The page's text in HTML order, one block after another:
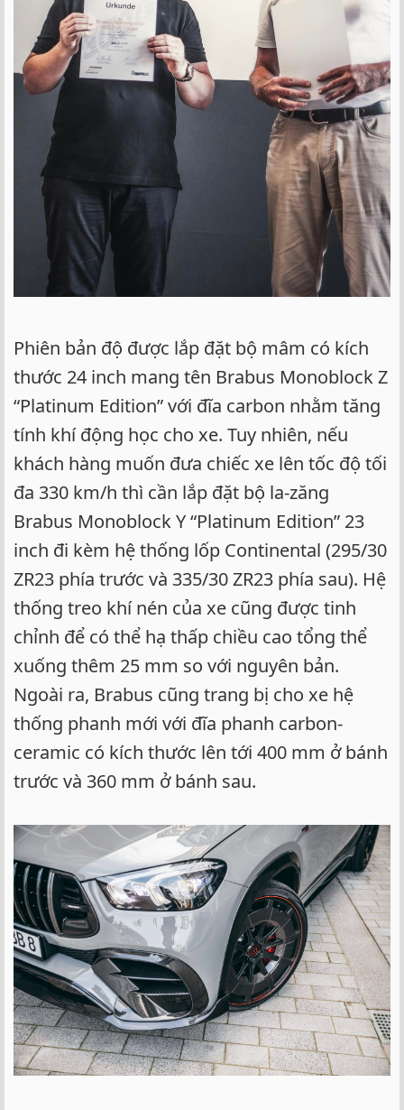
Phiên bản độ được lắp đặt bộ mâm có kích
thước 24 inch mang tên Brabus Monoblock Z
“Platinum Edition” với đĩa carbon nhằm tăng
tính khí động học cho xe. Tuy nhiên, nếu
khách hàng muốn đưa chiếc xe lên tốc độ tối
đa 330 km/h thì cần lắp đặt bộ la-zăng
Brabus Monoblock Y “Platinum Edition” 23
inch đi kèm hệ thống lốp Continental (295/30
ZR23 phía trước và 335/30 ZR23 phía sau). Hệ
thống treo khí nén của xe cũng được tinh
chỉnh để có thể hạ thấp chiều cao tổng thể
xuống thêm 25 mm so với nguyên bản.
Ngoài ra, Brabus cũng trang bị cho xe hệ
thống phanh mới với đĩa phanh carbon-
ceramic có kích thước lên tới 400 mm ở bánh
trước và 360 mm ở bánh sau.